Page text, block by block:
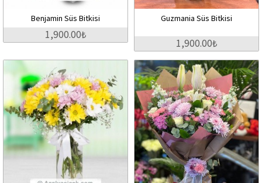
Benjamin Süs Bitkisi
1,900.00₺
Guzmania Süs Bitkisi
1,900.00₺